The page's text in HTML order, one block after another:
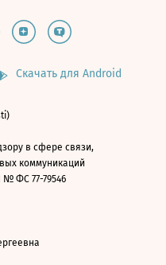
Скачать для Android
в сфере связи,
коммуникаций
№ ФС 77-79546